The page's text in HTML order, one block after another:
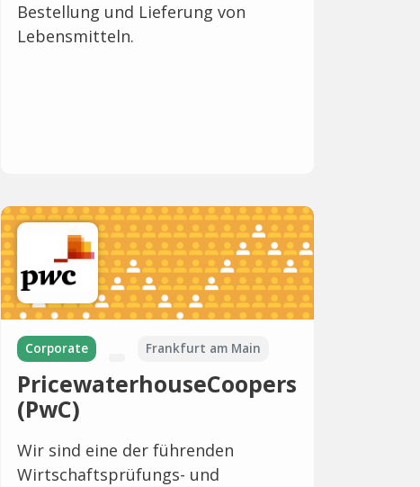
Bestellung und Lieferung von
Lebensmitteln.
Corporate Frankfurt am Main
PricewaterhouseCoopers
(PwC)
Wir sind eine der führenden
Wirtschaftsprüfungs- und